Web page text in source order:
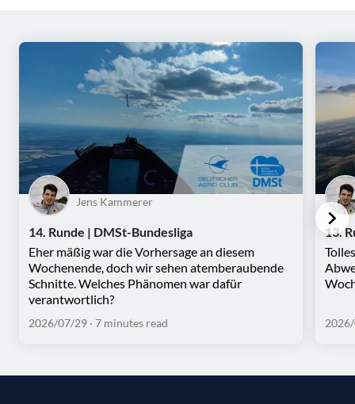
Jens Kammerer
14. Runde | DMSt-Bundesliga
Eher mäßig war die Vorhersage an diesem
Wochenende, doch wir sehen atemberaubende
Schnitte. Welches Phänomen war dafür
verantwortlich?
2026/07/29 · 7 minutes read
13.